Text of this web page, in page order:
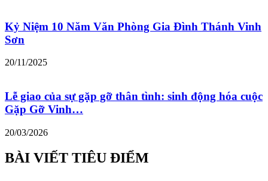
Kỷ Niệm 10 Năm Văn Phòng Gia Đình Thánh Vinh
Sơn
20/11/2025
Lễ giao của sự gặp gỡ thân tình: sinh động hóa cuộc
Gặp Gỡ Vinh…
20/03/2026
BÀI VIẾT TIÊU ĐIỂM